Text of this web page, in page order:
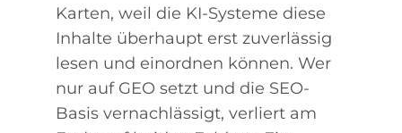
Karten, weil die KI-Systeme diese
Inhalte überhaupt erst zuverlässig
lesen und einordnen können. Wer
nur auf GEO setzt und die SEO-
Basis vernachlässigt, verliert am